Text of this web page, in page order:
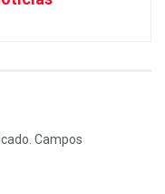
Campos